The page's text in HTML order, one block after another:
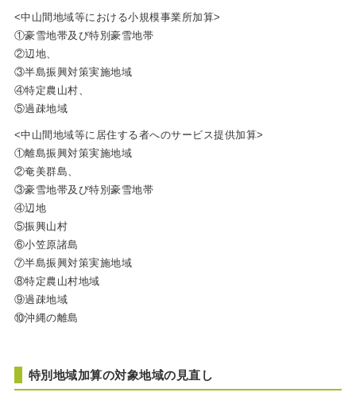
<中山間地域等における小規模事業所加算>
①豪雪地帯及び特別豪雪地帯
②辺地、
③半島振興対策実施地域
④特定農山村、
⑤過疎地域
<中山間地域等に居住する者へのサービス提供加算>
①離島振興対策実施地域
②奄美群島、
③豪雪地帯及び特別豪雪地帯
④辺地
⑤振興山村
⑥小笠原諸島
⑦半島振興対策実施地域
⑧特定農山村地域
⑨過疎地域
⑩沖縄の離島
特別地域加算の対象地域の見直し